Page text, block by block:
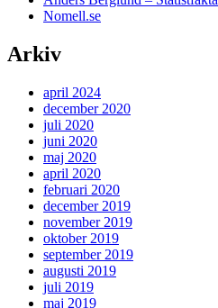
Nomell.se
Arkiv
april 2024
december 2020
juli 2020
juni 2020
maj 2020
april 2020
februari 2020
december 2019
november 2019
oktober 2019
september 2019
augusti 2019
juli 2019
maj 2019